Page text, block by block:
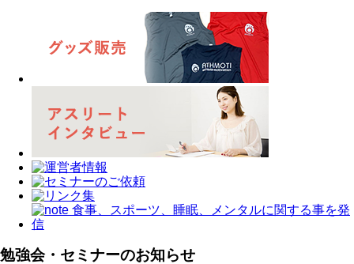
勉強会・セミナーのお知らせ